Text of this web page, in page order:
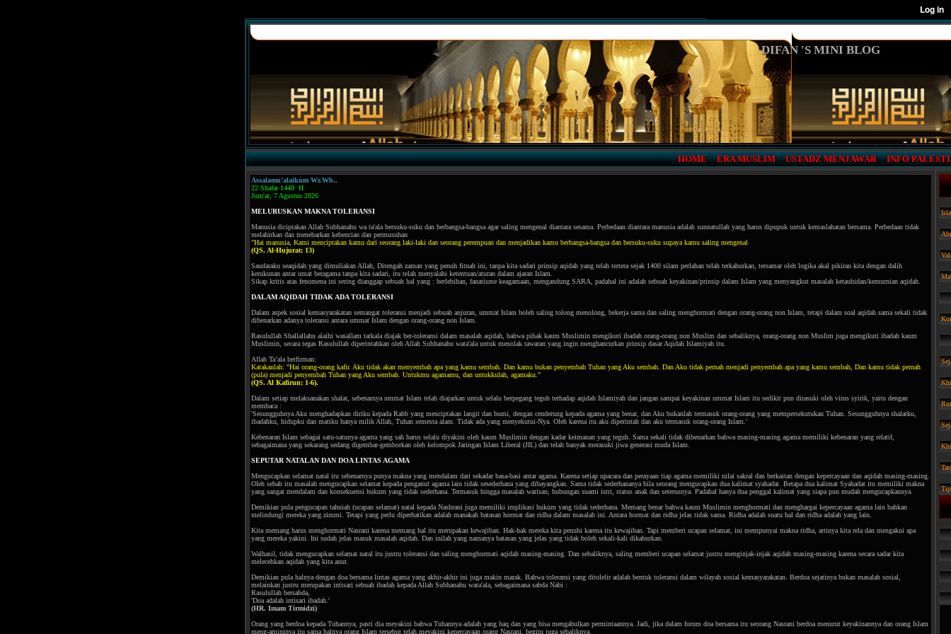
DIFAN 'S MINI BLOG
_HOME__ERA MUSLIM__USTADZ MENJAWAB__INFO
Assalamu'alaikum Wr.Wb..
22 Shafar 1448 H
Jum'at, 7 Agustus 2026
MELURUSKAN MAKNA TOLERANSI
Manusia diciptakan Allah Subhanahu wa ta'ala bersuku-suku dan berbangsa-bangsa agar saling mengenal diantara sesama. Perbedaan diantara manusia adalah sunnatullah yang harus dipupuk untuk kemaslahatan bersama. Perbedaan tidak
melahirkan dan menebarkan kebencian dan permusuhan
"Hai manusia, Kami menciptakan kamu dari seorang laki-laki dan seorang perempuan dan menjadikan kamu berbangsa-bangsa dan bersuku-suku supaya kamu saling mengenal
(QS. Al-Hujurat; 13)
Saudaraku seaqidah yang dimuliakan Allah, Ditengah zaman yang penuh fitnah ini, tanpa kita sadari prinsip aqidah yang telah tertera sejak 1400 silam perlahan telah terkaburkan, tersamar oleh logika akal pikiran kita dengan dalih
kerukunan antar umat beragama tanpa kita sadari, itu telah menyalahi ketentuan/aturan dalam ajaran Islam.
Sikap kritis atas fenomena ini sering dianggap sebuah hal yang : berlebihan, fanatisme keagamaan, mengandung SARA, padahal ini adalah sebuah keyakinan/prinsip dalam Islam yang menyangkut masalah ketauhidan/kemurnian aqidah.
DALAM AQIDAH TIDAK ADA TOLERANSI
Dalam aspek sosial kemasyarakatan semangat toleransi menjadi sebuah anjuran, ummat Islam boleh saling tolong menolong, bekerja sama dan saling menghormati dengan orang-orang non Islam, tetapi dalam soal aqidah sama sekali tidak
dibenarkan adanya toleransi antara ummat Islam dengan orang-orang non Islam.
Rasulullah Shallallahu alaihi wasallam tatkala diajak ber-toleransi dalam masalah aqidah, bahwa pihak kaum Muslimin mengikuti ibadah orang-orang non Muslim dan sebaliknya, orang-orang non Muslim juga mengikuti ibadah kaum
Muslimin, secara tegas Rasulullah diperintahkan oleh Allah Subhanahu wata'ala untuk menolak tawaran yang ingin menghancurkan prinsip dasar Aqidah Islamiyah itu.
Allah Ta’ala berfirman:
Katakanlah: "Hai orang-orang kafir. Aku tidak akan menyembah apa yang kamu sembah. Dan kamu bukan penyembah Tuhan yang Aku sembah. Dan Aku tidak pernah menjadi penyembah apa yang kamu sembah, Dan kamu tidak pernah
(pula) menjadi penyembah Tuhan yang Aku sembah. Untukmu agamamu, dan untukkulah, agamaku."
(QS. Al Kafirun; 1-6).
Dalam setiap melaksanakan shalat, sebenarnya ummat Islam telah diajarkan untuk selalu berpegang teguh terhadap aqidah Islamiyah dan jangan sampai keyakinan ummat Islam itu sedikit pun dirasuki oleh virus syirik, yaitu dengan
membaca :
'Sesungguhnya Aku menghadapkan diriku kepada Rabb yang menciptakan langit dan bumi, dengan cenderung kepada agama yang benar, dan Aku bukanlah termasuk orang-orang yang mempersekutukan Tuhan. Sesungguhnya shalatku,
ibadahku, hidupku dan matiku hanya milik Allah, Tuhan semesta alam. Tidak ada yang menyekutui-Nya. Oleh karena itu aku diperintah dan aku termasuk orang-orang Islam.'
Kebenaran Islam sebagai satu-satunya agama yang sah harus selalu diyakini oleh kaum Muslimin dengan kadar keimanan yang teguh. Sama sekali tidak dibenarkan bahwa masing-masing agama memiliki kebenaran yang relatif,
sebagaimana yang sekarang sedang digembar-gemborkan oleh kelompok Jaringan Islam Liberal (JIL) dan telah banyak merasuki jiwa generasi muda Islam.
SEPUTAR NATALAN DAN DOA LINTAS AGAMA
Mengucapkan selamat natal itu sebenarnya punya makna yang mendalam dari sekadar basa-basi antar agama. Karena setiap upacara dan perayaan tiap agama memiliki nilai sakral dan berkaitan dengan kepercayaan dan aqidah masing-masing.
Oleh sebab itu masalah mengucapkan selamat kepada penganut agama lain tidak sesederhana yang dibayangkan. Sama tidak sederhananya bila seorang mengucapkan dua kalimat syahadat. Betapa dua kalimat Syahadat itu memiliki makna
yang sangat mendalam dan konsekuensi hukum yang tidak sederhana. Termasuk hingga masalah warisan, hubungan suami istri, status anak dan seterusnya. Padahal hanya dua penggal kalimat yang siapa pun mudah mengucapkannya.
Demikian pula pengucapan tahniah (ucapan selamat) natal kepada Nashrani juga memiliki implikasi hukum yang tidak sederhana. Memang benar bahwa kaum Muslimin menghormati dan menghargai kepercayaan agama lain bahkan
melindungi mereka yang zimmi. Tetapi yang perlu diperhatikan adalah manakah batasan hormat dan ridha dalam masalah ini. Antara hormat dan ridha jelas tidak sama. Ridha adalah suatu hal dan ridha adalah yang lain.
Kita memang harus menghormati Nasrani karena memang hal itu merupakan kewajiban. Hak-hak mereka kita penuhi karena itu kewajiban. Tapi memberi ucapan selamat, ini mempunyai makna ridha, artinya kita rela dan mengakui apa
yang mereka yakini. Ini sudah jelas masuk masalah aqidah. Dan inilah yang namanya batasan yang jelas yang tidak boleh sekali-kali dikaburkan.
Walhasil, tidak mengucapkan selamat natal itu justru toleransi dan saling menghormati aqidah masing-masing. Dan sebaliknya, saling memberi ucapan selamat justru menginjak-injak aqidah masing-masing karena secara sadar kita
melecehkan aqidah yang kita anut.
Demikian pula halnya dengan doa bersama lintas agama yang akhir-akhir ini juga makin marak. Bahwa toleransi yang ditolelir adalah bentuk toleransi dalam wilayah sosial kemasyarakatan. Berdoa sejatinya bukan masalah sosial,
melainkan justru merupakan intisari sebuah ibadah kepada Allah Subhanahu wata'ala, sebagaimana sabda Nabi :
Rasulullah bersabda,
'Doa adalah intisari ibadah.'
(HR. Imam Tirmidzi)
Orang yang berdoa kepada Tuhannya, pasti dia meyakini bahwa Tuhannya adalah yang haq dan yang bisa mengabulkan permintaannya. Jadi, jika dalam forum doa bersama itu seorang Nasrani berdoa menurut keyakinannya dan orang Islam
meng-amininya itu sama halnya orang Islam tersebut telah meyakini kepercayaan orang Nasrani, begitu juga sebaliknya.